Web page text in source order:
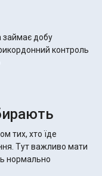
займає добу
контроль
тих, хто їде
Тут важливо мати
нормально